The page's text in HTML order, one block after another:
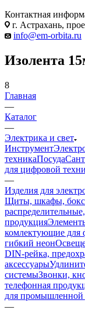
Контактная
г. Астрахань,
info@em-orbita.ru
Изолента
8
Главная
—
Каталог
—
Электрика и свет
Инструмент
техникаПосуда
для цифровой
—
Изделия для
Щиты, шкафы,
продукция
комлектующие для
гибкий неон
DIN-рейка,
аксессуары
системыЗвонки,
телефонная
для промышленной
—